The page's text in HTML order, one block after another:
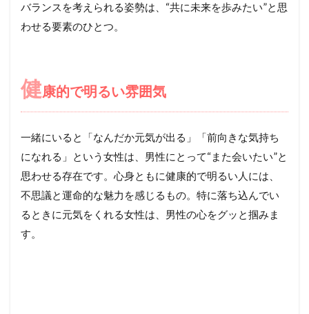
バランスを考えられる姿勢は、“共に未来を歩みたい”と思
わせる要素のひとつ。
健康的で明るい雰囲気
一緒にいると「なんだか元気が出る」「前向きな気持ち
になれる」という女性は、男性にとって“また会いたい”と
思わせる存在です。心身ともに健康的で明るい人には、
不思議と運命的な魅力を感じるもの。特に落ち込んでい
るときに元気をくれる女性は、男性の心をグッと掴みま
す。